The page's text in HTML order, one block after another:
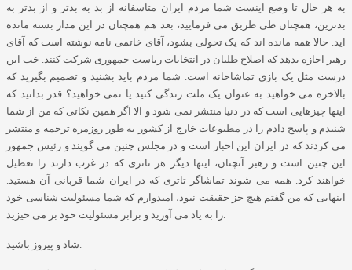
به هر حال تا وضع اینست شما مردم ایران متاسفانه از بد به بدتر و از بدتر به
بدترین، همچنان طی طریق می فرمایید، بعد هم همچنان در این مدار بسته مانده
اید
حالا همه مانده اند که یک تحولی بشود، آقای خاتمی نامه نوشته است که آقای
رهبر اجازه بدهد که اصلاح طلبان در انتخابات ریاست جمهوری شرکت کنند خب این
درست مثل یک بازی تماشاخانه است
شما مردم باید بشنید و تصمیم بگیرید که
بالاخره می خواهید به عنوان یک ملت زندگی کنید یا نمی خواهید؟ قدر بدانید که
اینها چیزهایی است که در دنیا منتشر نمی شود و الا اگر همین نکاتی که من از شما
شنیدم و پاسخ دادم را در مطبوعات خارج از کشور به طور روزمره ترجمه و منتشر
می کردند که در ایران این اخبار است و در مجلس چنین می گویند و رئیس جمهور
این چنین است و رهبر آنچنان، اینها دیگر هر تاتری که در غرب دارند را تعطیل
خواهند کرد
همه می شوند تماشاگر تاتری که در ایران شما قربانی آن هستید
اینهایی که من گفتم هیچ جز حقیقت نبود، امیدوارم که شما مسئولیت شناسی خود
را به یاد می آورید و برابر مسئولیت خود بر می خیزید
شاد و پیروز باشید